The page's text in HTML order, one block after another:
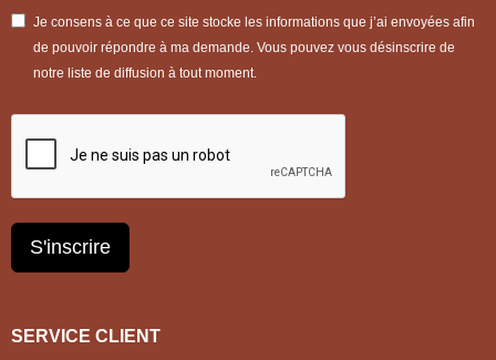
Je consens à ce que ce site stocke les informations que j’ai envoyées afin
de pouvoir répondre à ma demande. Vous pouvez vous désinscrire de
notre liste de diffusion à tout moment.
S'inscrire
SERVICE CLIENT